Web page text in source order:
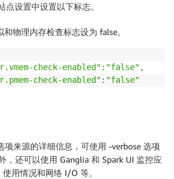
点设置中设置以下标志。
和物理内存检查标志设为 false。
check-enabled" : "false" ,
check-enabled" : "false"
项来源的详细信息，可使用 -verbose 选项
，还可以使用 Ganglia 和 Spark UI 监控应
用情况和网络 I/O 等。